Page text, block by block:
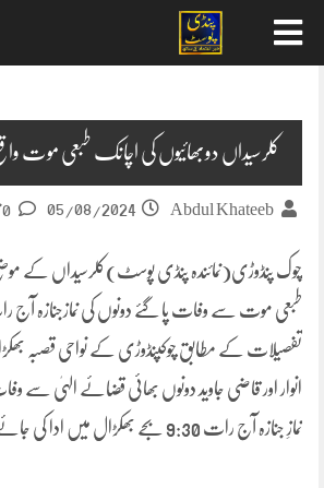
کلرسیداں دوبھائیوں کی اچانک طبعی موت
Abdul Khateeb
05/08/2024
چوک پنڈوڑی(نمائندہ پنڈی پوسٹ)کلرسیداں کے
طبعی موت سے وفات پا گئے دونوں کی نمازجنازہ آج
تفصیلات کے مطابق چوکپنڈوڑی کے نواحی قصبہ
انوار اور قاضی جاوید دونوں بھائی قضائے الہیٰ سے
نمازِ جنازہ آج رات 9:30 بجے بھکڑال میں ادا کی جائے گی۔